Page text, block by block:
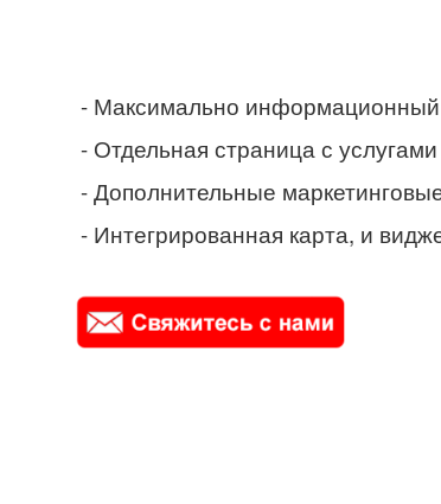
- Максимально информационный
- Отдельная страница с
- Дополнительные
- Интегрированная карта, и